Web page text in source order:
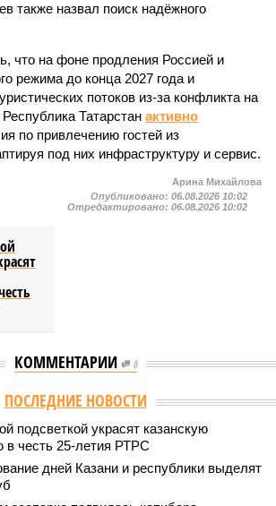
также назвал поиск надёжного
что на фоне продления Россией и
режима до конца 2027 года и
потоков из-за конфликта на
Татарстан активно
по привлечению гостей из
под них инфраструктуру и сервис.
Арина Михайлова
Опубликовано: 06.08.2026 10:02
Отредактировано: 06.08.2026 10:02
КОММЕНТАРИИ 0
ПОСЛЕДНИЕ НОВОСТИ
подсветкой украсят казанскую
честь 25-летия РТРС
дней Казани и республики выделят